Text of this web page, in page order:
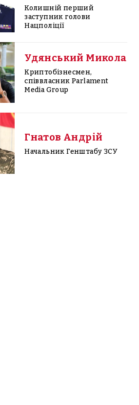
Колишній перший
заступник голови
Нацполіції
Удянський Микола
Криптобізнесмен,
співвласник Parlament
Media Group
Гнатов Андрій
Начальник Генштабу ЗСУ